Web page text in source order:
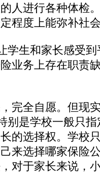
人进行各种体检
程度上能弥补社
生和家长感受到
业务上存在职责
全自愿。但现
别是学校一般只
的选择权。学校
来选择哪家保险
对于家长来说，